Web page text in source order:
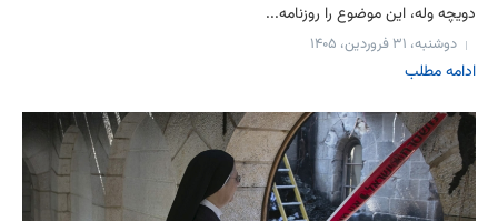
دویچه وله، این موضوع را روزنامه...
دوشنبه، ۳۱ فروردین، ۱۴۰۵
ادامه مطلب